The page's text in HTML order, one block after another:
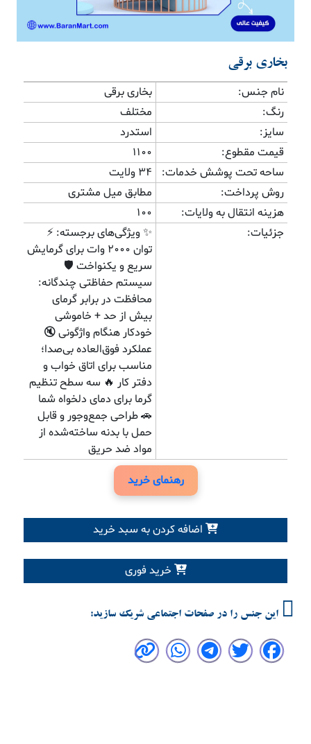
بخاری برقی
نام جنس:
بخاری برقی
رنگ:
مختلف
سایز:
استدرد
قیمت مقطوع:
1100
ساحه تحت پوشش خدمات:
34 ولایت
روش پرداخت:
مطابق میل مشتری
هزینه انتقال به ولایات:
100
جزئیات:
✨ ویژگی‌های برجسته: ⚡
توان ۲۰۰۰ وات برای گرمایش
سریع و یکنواخت 🛡️
سیستم حفاظتی چندگانه:
محافظت در برابر گرمای
بیش از حد + خاموشی
خودکار هنگام واژگونی 🔇
عملکرد فوق‌العاده بی‌صدا؛
مناسب برای اتاق خواب و
دفتر کار 🔥 سه سطح تنظیم
گرما برای دمای دلخواه شما
🚗 طراحی جمع‌وجور و قابل
حمل با بدنه ساخته‌شده از
مواد ضد حریق
رهنمای خرید
اضافه کردن به سبد خرید
خرید فوری
این جنس را در صفحات اجتماعی شریک سازید: